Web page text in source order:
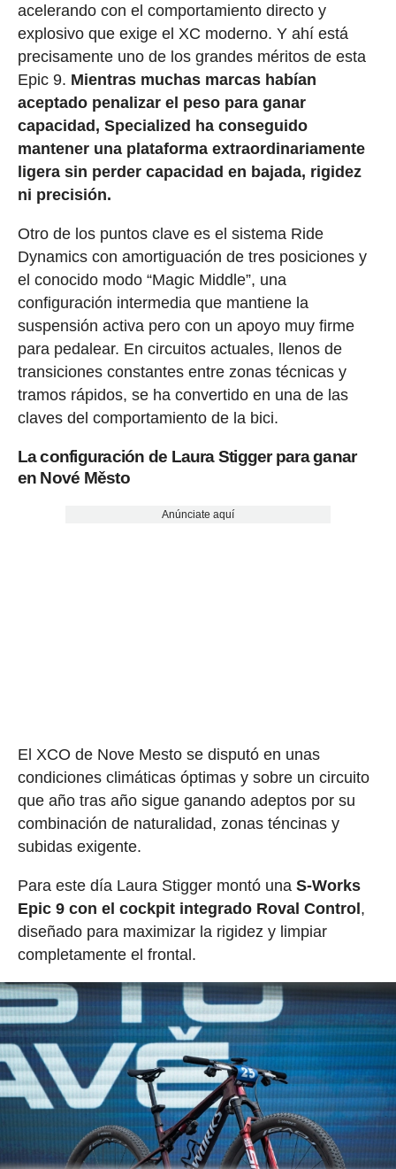
acelerando con el comportamiento directo y
explosivo que exige el XC moderno. Y ahí está
precisamente uno de los grandes méritos de esta
Epic 9. Mientras muchas marcas habían
aceptado penalizar el peso para ganar
capacidad, Specialized ha conseguido
mantener una plataforma extraordinariamente
ligera sin perder capacidad en bajada, rigidez
ni precisión.
Otro de los puntos clave es el sistema Ride
Dynamics con amortiguación de tres posiciones y
el conocido modo “Magic Middle”, una
configuración intermedia que mantiene la
suspensión activa pero con un apoyo muy firme
para pedalear. En circuitos actuales, llenos de
transiciones constantes entre zonas técnicas y
tramos rápidos, se ha convertido en una de las
claves del comportamiento de la bici.
La configuración de Laura Stigger para ganar
en Nové Město
Anúnciate aquí
El XCO de Nove Mesto se disputó en unas
condiciones climáticas óptimas y sobre un circuito
que año tras año sigue ganando adeptos por su
combinación de naturalidad, zonas téncinas y
subidas exigente.
Para este día Laura Stigger montó una S-Works
Epic 9 con el cockpit integrado Roval Control,
diseñado para maximizar la rigidez y limpiar
completamente el frontal.